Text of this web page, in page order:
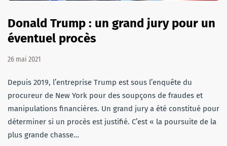
Donald Trump : un grand jury pour un
éventuel procès
26 mai 2021
Depuis 2019, l’entreprise Trump est sous l’enquête du
procureur de New York pour des soupçons de fraudes et
manipulations financières. Un grand jury a été constitué pour
déterminer si un procès est justifié. C’est « la poursuite de la
plus grande chasse…